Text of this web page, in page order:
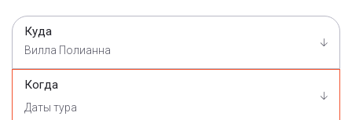
Куда
Вилла Полианна
Когда